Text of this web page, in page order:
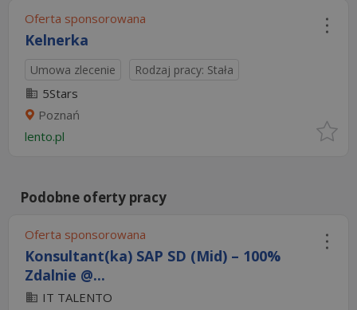
Oferta sponsorowana
Kelnerka
Umowa zlecenie Rodzaj pracy: Stała
5Stars
Poznań
lento.pl
Podobne oferty pracy
Oferta sponsorowana
Konsultant(ka) SAP SD (Mid) – 100%
Zdalnie @...
IT TALENTO